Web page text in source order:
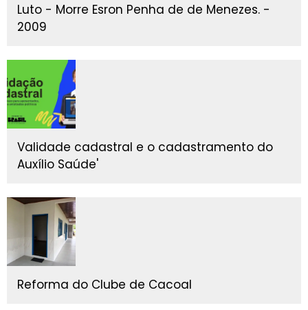
Luto - Morre Esron Penha de de Menezes. -
2009
Validade cadastral e o cadastramento do
Auxílio Saúde'
Reforma do Clube de Cacoal